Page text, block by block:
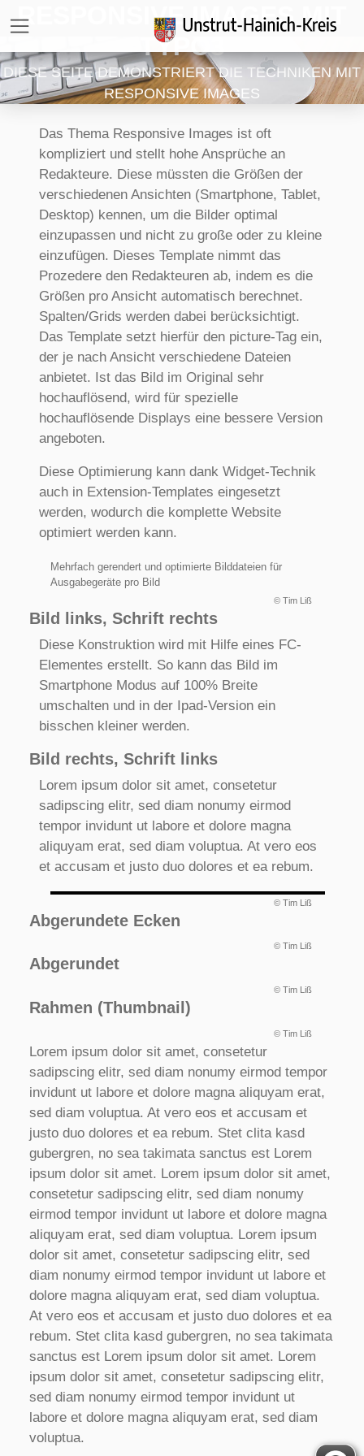
RESPONSIVE IMAGES MIT
TYPO3
DIESE SEITE DEMONSTRIERT DIE TECHNIKEN MIT
RESPONSIVE IMAGES
Das Thema Responsive Images ist oft
kompliziert und stellt hohe Ansprüche an
Redakteure. Diese müssten die Größen der
verschiedenen Ansichten (Smartphone, Tablet,
Desktop) kennen, um die Bilder optimal
einzupassen und nicht zu große oder zu kleine
einzufügen. Dieses Template nimmt das
Prozedere den Redakteuren ab, indem es die
Größen pro Ansicht automatisch berechnet.
Spalten/Grids werden dabei berücksichtigt.
Das Template setzt hierfür den picture-Tag ein,
der je nach Ansicht verschiedene Dateien
anbietet. Ist das Bild im Original sehr
hochauflösend, wird für spezielle
hochauflösende Displays eine bessere Version
angeboten.
Diese Optimierung kann dank Widget-Technik
auch in Extension-Templates eingesetzt
werden, wodurch die komplette Website
optimiert werden kann.
Mehrfach gerendert und optimierte Bilddateien für
Ausgabegeräte pro Bild
© Tim Liß
Bild links, Schrift rechts
Diese Konstruktion wird mit Hilfe eines FC-
Elementes erstellt. So kann das Bild im
Smartphone Modus auf 100% Breite
umschalten und in der Ipad-Version ein
bisschen kleiner werden.
Bild rechts, Schrift links
Lorem ipsum dolor sit amet, consetetur
sadipscing elitr, sed diam nonumy eirmod
tempor invidunt ut labore et dolore magna
aliquyam erat, sed diam voluptua. At vero eos
et accusam et justo duo dolores et ea rebum.
© Tim Liß
Abgerundete Ecken
© Tim Liß
Abgerundet
© Tim Liß
Rahmen (Thumbnail)
© Tim Liß
Lorem ipsum dolor sit amet, consetetur
sadipscing elitr, sed diam nonumy eirmod tempor
invidunt ut labore et dolore magna aliquyam erat,
sed diam voluptua. At vero eos et accusam et
justo duo dolores et ea rebum. Stet clita kasd
gubergren, no sea takimata sanctus est Lorem
ipsum dolor sit amet. Lorem ipsum dolor sit amet,
consetetur sadipscing elitr, sed diam nonumy
eirmod tempor invidunt ut labore et dolore magna
aliquyam erat, sed diam voluptua. Lorem ipsum
dolor sit amet, consetetur sadipscing elitr, sed
diam nonumy eirmod tempor invidunt ut labore et
dolore magna aliquyam erat, sed diam voluptua.
At vero eos et accusam et justo duo dolores et ea
rebum. Stet clita kasd gubergren, no sea takimata
sanctus est Lorem ipsum dolor sit amet. Lorem
ipsum dolor sit amet, consetetur sadipscing elitr,
sed diam nonumy eirmod tempor invidunt ut
labore et dolore magna aliquyam erat, sed diam
voluptua.